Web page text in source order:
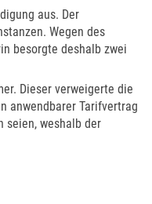
aus. Der
Wegen des
besorgte deshalb zwei
Dieser verweigerte die
anwendbarer Tarifvertrag
seien, weshalb der